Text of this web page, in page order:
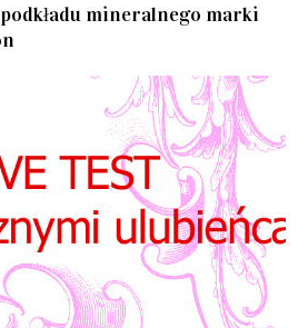
mineralnego marki